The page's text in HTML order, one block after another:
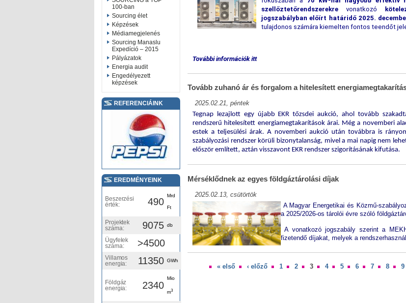
100-ban
Sourcing élet
Képzések
Médiamegjelenés
Sourcing Manaslu
Expedíció – 2015
Pályázatok
Energia audit
Engedélyezett
képzések
REFERENCIÁINK
EREDMÉNYEINK
Beszerzési
érték:
490
Mrd
Ft
Projektek
száma:
9075 db
Ügyfelek
száma:
>4500
Villamos
energia:
11350 GWh
Földgáz
energia:
2340
Mio
m3
szellőztetőrendszerekre vonatkozó
jogszabályban előírt határidő 2025.
tulajdonos számára kiemelten fontos teendőt
További információk itt
Tovább zuhanó ár és forgalom a hitelesített
2025.02.21, péntek
Tegnap lezajlott egy újabb EKR tőzsdei aukció, ahol tovább
rendszerű hitelesített energiamegtakarítások árai. Még a novemberi
estek a teljesülési árak. A novemberi aukció után továbbra is
szabályozási rendszer körüli bizonytalanság, mivel a mai napig nem
először említett, aztán visszavont EKR rendszer szigorításának kifutása.
Mérséklődnek az egyes földgáztárolási díjak
2025.02.13, csütörtök
A Magyar Energetikai és Közmű-
a 2025/2026-os tárolói évre szóló
A vonatkozó jogszabály szerint a
fizetendő díjakat, melyek a
Oldalak « első ‹ előző 1 2 3 4 5 6 7 8 9